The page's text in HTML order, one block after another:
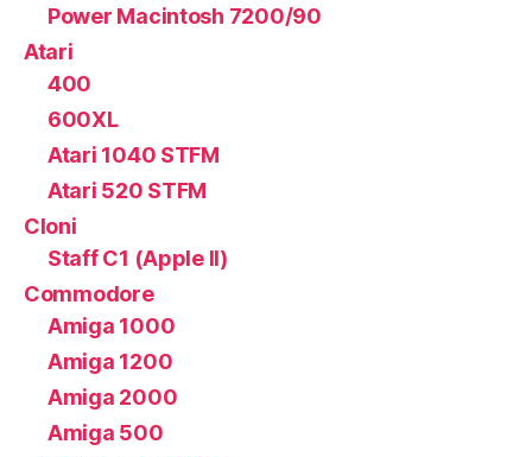
Power Macintosh 7200/90
Atari
400
600XL
Atari 1040 STFM
Atari 520 STFM
Cloni
Staff C1 (Apple II)
Commodore
Amiga 1000
Amiga 1200
Amiga 2000
Amiga 500